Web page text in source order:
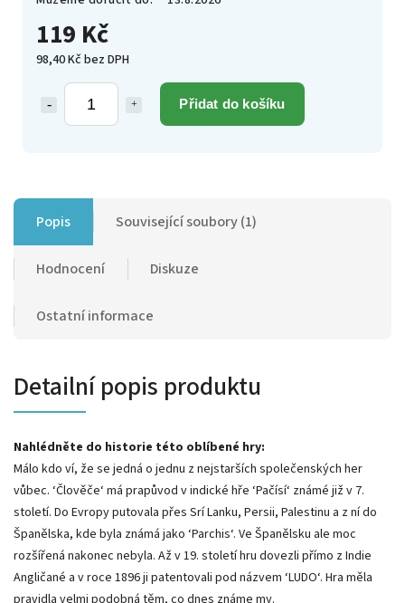
119 Kč
98,40 Kč bez DPH
Přidat do košíku
Popis Související soubory (1)
Hodnocení Diskuze
Ostatní informace
Detailní popis produktu
Nahlédněte do historie této oblíbené hry:
Málo kdo ví, že se jedná o jednu z nejstarších společenských her
vůbec. ‘Člověče‘ má prapůvod v indické hře ‘Pačísí‘ známé již v 7.
století. Do Evropy putovala přes Srí Lanku, Persii, Palestinu a z ní do
Španělska, kde byla známá jako ‘Parchis‘. Ve Španělsku ale moc
rozšířená nakonec nebyla. Až v 19. století hru dovezli přímo z Indie
Angličané a v roce 1896 ji patentovali pod názvem ‘LUDO‘. Hra měla
pravidla velmi podobná těm, co dnes známe my.